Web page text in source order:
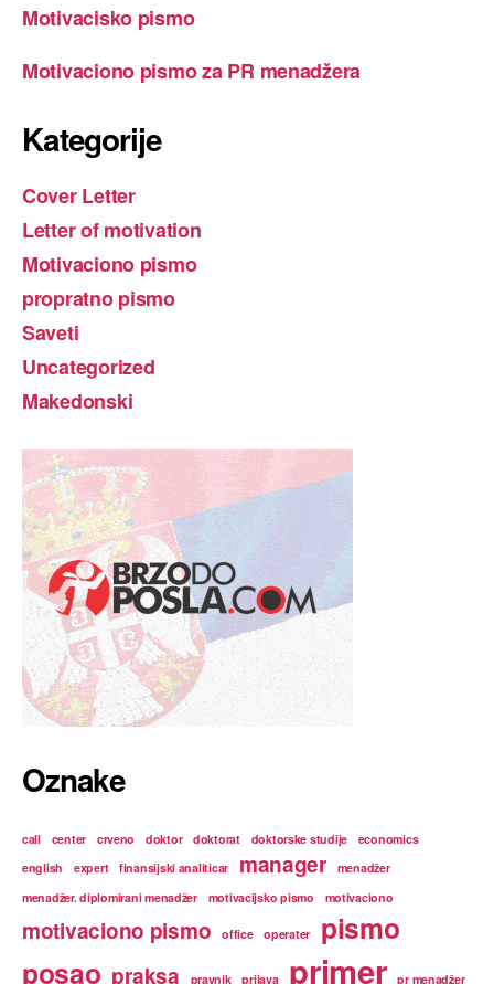
Motivacisko pismo
Motivaciono pismo za PR menadžera
Kategorije
Cover Letter
Letter of motivation
Motivaciono pismo
propratno pismo
Saveti
Uncategorized
Makedonski
Oznake
call center crveno doktor doktorat doktorske studije
economics
english
expert finansijski analiticar manager
menadžer
menadžer. diplomirani menadžer
motivacijsko pismo motivaciono
motivaciono pismo office operater
pismo
posao praksa pravnik prijava primer pr menadžer